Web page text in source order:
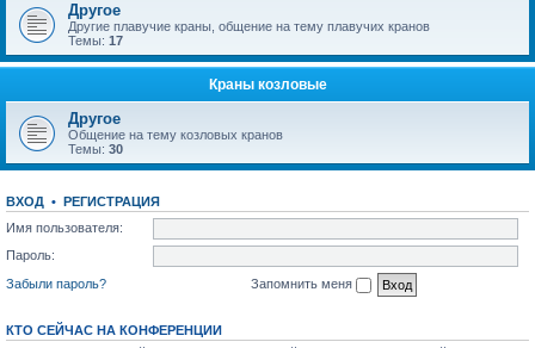
Другое
Другие плавучие краны, общение на тему плавучих кранов
Темы: 17
Краны козловые
Другое
Общение на тему козловых кранов
Темы: 30
ВХОД • РЕГИСТРАЦИЯ
Имя пользователя:
Пароль:
Забыли пароль?
Запомнить меня
КТО СЕЙЧАС НА КОНФЕРЕНЦИИ